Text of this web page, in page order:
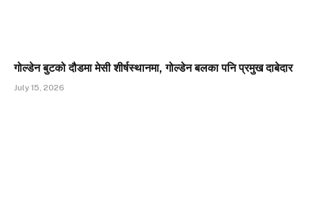
गोल्डेन बुटको दौडमा मेसी शीर्षस्थानमा, गोल्डेन बलका पनि प्रमुख दाबेदार
July 15, 2026